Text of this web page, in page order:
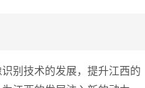
别技术的发展，提升江西的